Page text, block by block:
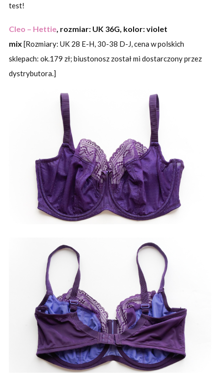
test!
Cleo – Hettie, rozmiar: UK 36G, kolor: violet
mix [Rozmiary: UK 28 E-H, 30-38 D-J, cena w polskich
sklepach: ok.179 zł; biustonosz został mi dostarczony przez
dystrybutora.]